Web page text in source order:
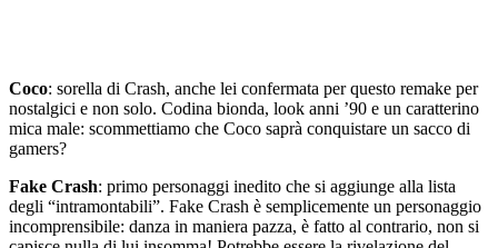
Coco: sorella di Crash, anche lei confermata per questo remake per
nostalgici e non solo. Codina bionda, look anni ’90 e un caratterino
mica male: scommettiamo che Coco saprà conquistare un sacco di
gamers?
Fake Crash: primo personaggi inedito che si aggiunge alla lista
degli “intramontabili”. Fake Crash è semplicemente un personaggio
incomprensibile: danza in maniera pazza, è fatto al contrario, non si